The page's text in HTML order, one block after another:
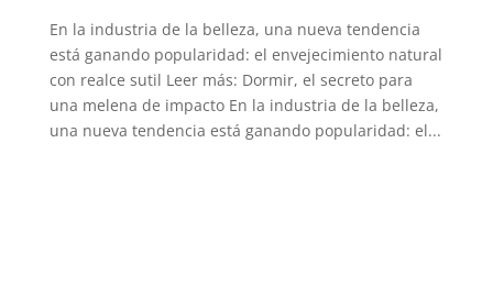
En la industria de la belleza, una nueva tendencia
está ganando popularidad: el envejecimiento natural
con realce sutil Leer más: Dormir, el secreto para
una melena de impacto En la industria de la belleza,
una nueva tendencia está ganando popularidad: el...